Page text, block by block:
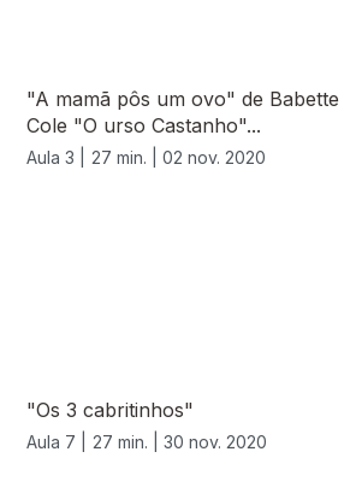
"A mamã pôs um ovo" de Babette
Cole "O urso Castanho"...
Aula 3 | 27 min. | 02 nov. 2020
"Os 3 cabritinhos"
Aula 7 | 27 min. | 30 nov. 2020